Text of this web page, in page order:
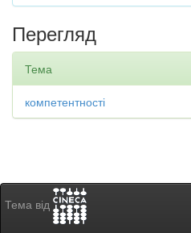
Перегляд
Тема
компетентності
Тема від